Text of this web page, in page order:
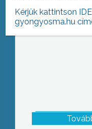
Kérjük kattintson
gyongyosma.hu